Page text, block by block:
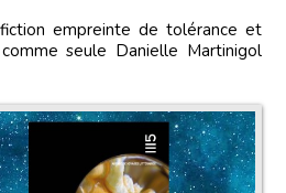
empreinte de tolérance et
seule Danielle Martinigol